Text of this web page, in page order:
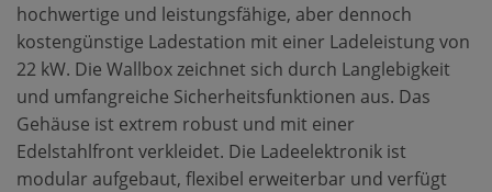
hochwertige und leistungsfähige, aber dennoch
kostengünstige Ladestation mit einer Ladeleistung von
22 kW. Die Wallbox zeichnet sich durch Langlebigkeit
und umfangreiche Sicherheitsfunktionen aus. Das
Gehäuse ist extrem robust und mit einer
Edelstahlfront verkleidet. Die Ladeelektronik ist
modular aufgebaut, flexibel erweiterbar und verfügt